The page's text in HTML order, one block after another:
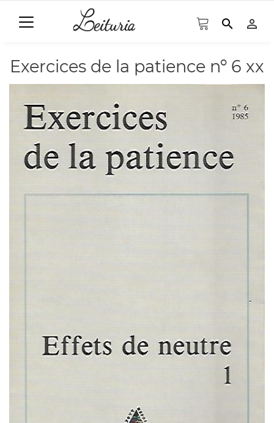
search person_outline
Exercices de la patience nº 6 xx